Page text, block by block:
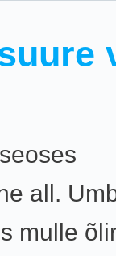
all.
mulle